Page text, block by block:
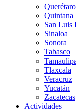
Querétaro
Quintana
San Luis
Sinaloa
Sonora
Tabasco
Tlaxcala
Veracruz
Yucatán
Zacatecas
Actividades